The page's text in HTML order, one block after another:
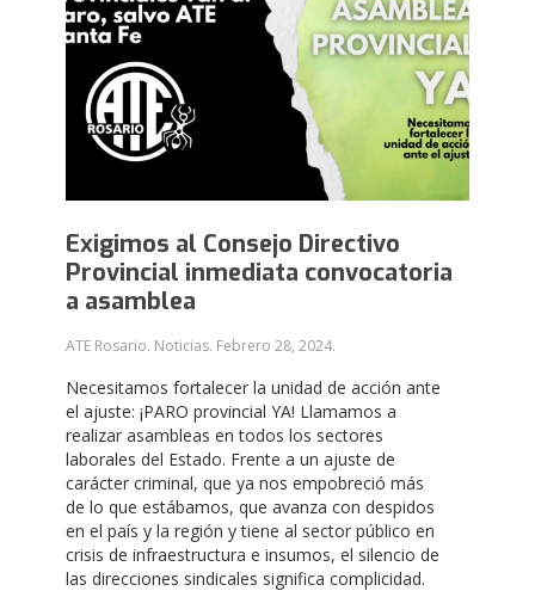
Exigimos al Consejo Directivo
Provincial inmediata convocatoria
a asamblea
ATE Rosario. Noticias. Febrero 28, 2024.
Necesitamos fortalecer la unidad de acción ante
el ajuste: ¡PARO provincial YA! Llamamos a
realizar asambleas en todos los sectores
laborales del Estado. Frente a un ajuste de
carácter criminal, que ya nos empobreció más
de lo que estábamos, que avanza con despidos
en el país y la región y tiene al sector público en
crisis de infraestructura e insumos, el silencio de
las direcciones sindicales significa complicidad.